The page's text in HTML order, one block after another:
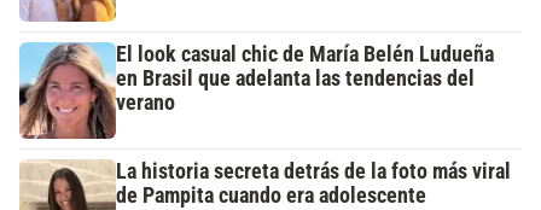
El look casual chic de María Belén Ludueña
en Brasil que adelanta las tendencias del
verano
La historia secreta detrás de la foto más viral
de Pampita cuando era adolescente